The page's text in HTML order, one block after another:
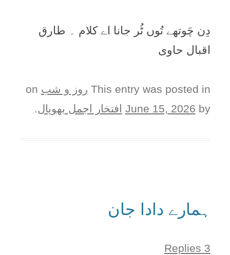
دِن چَوتھے تُوں ٹُر جانا اے کلام ۔ طارق
اقبال حاوی
This entry was posted in روز و شب
June 15, 2026 by افتخار اجمل بھوپال.
ہمارے دادا جان
3 Replies